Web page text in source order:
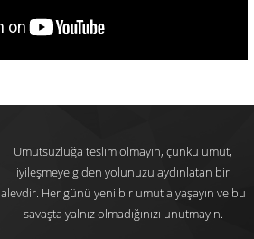
Umutsuzluğa teslim olmayın, çünkü umut,
iyileşmeye giden yolunuzu aydınlatan bir
alevdir. Her günü yeni bir umutla yaşayın ve bu
savaşta yalnız olmadığınızı unutmayın.